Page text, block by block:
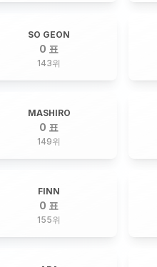
SO GEON
0 표
143위
MASHIRO
0 표
149위
FINN
0 표
155위